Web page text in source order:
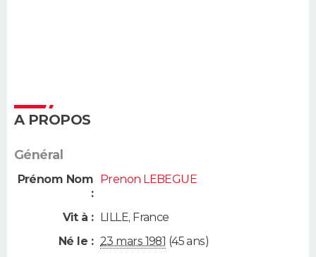
A PROPOS
Général
Prénom Nom
:
Prenon LEBEGUE
Vit à : LILLE, France
Né le : 23 mars 1981 (45 ans)